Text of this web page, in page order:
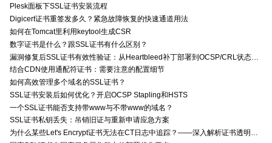
Plesk面板下SSL证书安装流程
Digicert证书重签发多久？紧急故障恢复的快速通道用法
如何在Tomcat里利用keytool生成CSR
数字证书是什么？跟SSL证书有什么区别？
结合CDN使用通配符证书：需要注意的配置细节
如何高效管理多个域名的SSL证书？
SSL证书安装后如何优化？开启OCSP Stapling和HSTS
一个SSL证书能否支持带www与不带www的域名？
SSL证书私钥丢失：吊销旧证与重新申请应急方案
为什么某些Let's Encrypt证书无法在CT日志中追踪？——深入解析证书透明度与Let's Encrypt的关系